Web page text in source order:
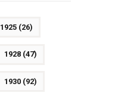
1925(26)
1928(47)
1930(92)